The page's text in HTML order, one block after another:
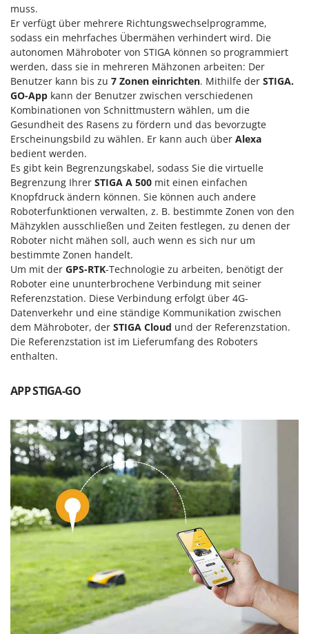
Stäubegeräte für Traktor
Staubsauger - Elektrobesen
T
Teppichreiniger und Teppichbodenreiniger
Thermische und mechanische Unkrautbrenner
Tomatenpressen
Tragbare Powerstationen
Traktor-Heckenscheren mit Ausleger
U
Umfüllpumpen
Umkehrfräsen
V
Vakuumiergeräte
Vertikutierer
Vogelscheuchen - Vogelabwehr
W
Wasserpumpen
Wein- und Obstpressen
Weitere Produkte
Wiesenwalzen für Traktor
Wippsägen
Wurstfüller
Z
Zerstäuber
Zinkeneggen
Zubehör für Rasentraktoren
Infaco
Intec
Intex
Iseki
Italyco
ITM
J JOLLY ITALIA
K
KAAZ
Karcher
Kasco
Kemper
Kenwood
Keter
KitchenAid
Komo
Lampacrescia - MGM
Landxcape
LAR Casalinghi
Lavor
Linea VZ
Lisam
Lotusgrill
M
M.A.I.BO.
Macom
Macte Ovens
Makita
muss.
Er verfügt über mehrere Richtungswechselprogramme,
sodass ein mehrfaches Übermähen verhindert wird. Die
autonomen Mähroboter von STIGA können so programmiert
werden, dass sie in mehreren Mähzonen arbeiten: Der
Benutzer kann bis zu 7 Zonen einrichten. Mithilfe der STIGA.
GO-App kann der Benutzer zwischen verschiedenen
Kombinationen von Schnittmustern wählen, um die
Gesundheit des Rasens zu fördern und das bevorzugte
Erscheinungsbild zu wählen. Er kann auch über Alexa
bedient werden.
Es gibt kein Begrenzungskabel, sodass Sie die virtuelle
Begrenzung Ihrer STIGA A 500 mit einen einfachen
Knopfdruck ändern können. Sie können auch andere
Roboterfunktionen verwalten, z. B. bestimmte Zonen von den
Mähzyklen ausschließen und Zeiten festlegen, zu denen der
Roboter nicht mähen soll, auch wenn es sich nur um
bestimmte Zonen handelt.
Um mit der GPS-RTK-Technologie zu arbeiten, benötigt der
Roboter eine ununterbrochene Verbindung mit seiner
Referenzstation. Diese Verbindung erfolgt über 4G-
Datenverkehr und eine ständige Kommunikation zwischen
dem Mähroboter, der STIGA Cloud und der Referenzstation.
Die Referenzstation ist im Lieferumfang des Roboters
enthalten.
APP STIGA-GO